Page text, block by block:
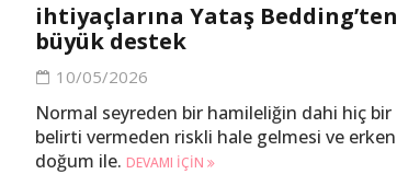
ihtiyaçlarına Yataş Bedding’ten
büyük destek
10/05/2026
Normal seyreden bir hamileliğin dahi hiç bir
belirti vermeden riskli hale gelmesi ve erken
doğum ile. DEVAMI IÇIN